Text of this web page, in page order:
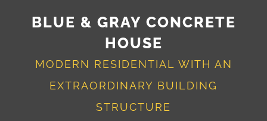
BLUE & GRAY CONCRETE
HOUSE
MODERN RESIDENTIAL WITH AN
EXTRAORDINARY BUILDING
STRUCTURE